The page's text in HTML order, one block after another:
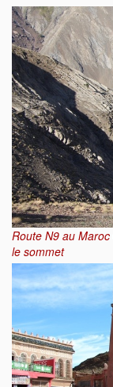
Route N9 au
le sommet